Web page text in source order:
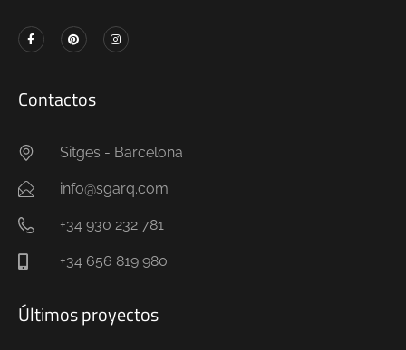
Contactos
Sitges - Barcelona
info@sgarq.com
+34 930 232 781
+34 656 819 980
Últimos proyectos